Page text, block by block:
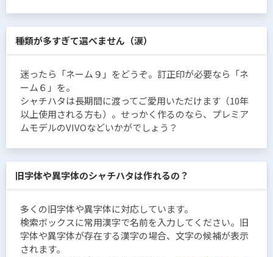
種類が多すぎて選べません（涙）
迷ったら「ネーム９」をどうぞ。訂正印が必要なら「ネ
ーム６」を。
シャチハタは長期間に渡ってご愛用いただけます（10年
以上使用される方も）。せっかく作るのなら、プレミア
ムモデルのVIVOなどいかがでしょう？
旧字体や異字体のシャチハタは作れるの？
多くの旧字体や異字体に対応しています。
検索ボックスに常用漢字で名前を入力してください。旧
字体や異字体が存在する漢字の場合、文字の候補が表示
されます。